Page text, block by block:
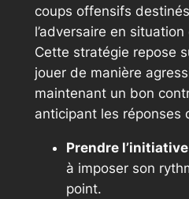
coups offensifs
l’adversaire en
Cette stratégie repose
jouer de manière
maintenant un bon
anticipant les réponses
Prendre l’initiative
à imposer son
point.